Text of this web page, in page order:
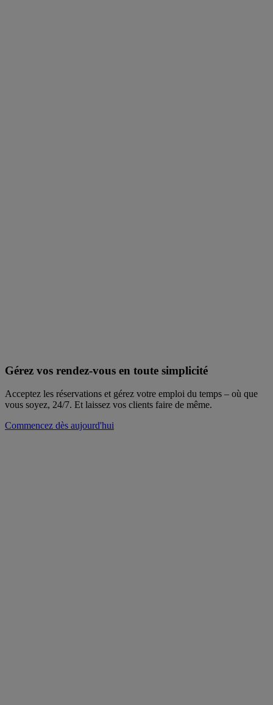
Gérez vos rendez-vous en toute simplicité
Acceptez les réservations et gérez votre emploi du temps – où que
vous soyez, 24/7. Et laissez vos clients faire de même.
Commencez dès aujourd'hui